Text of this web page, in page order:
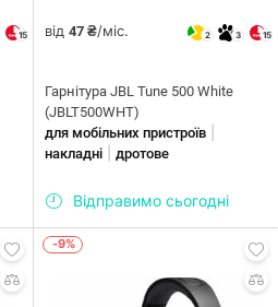
15 від 47 ₴/міс. 2 3 15
Гарнiтура JBL Tune 500 White
(JBLT500WHT)
для мобільних пристроїв
накладні дротове
Відправимо сьогодні
-9%